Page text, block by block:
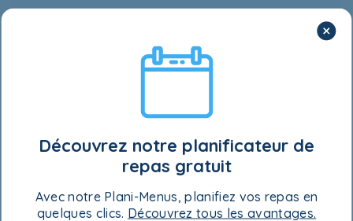
Tartinade de framboises
Glaçage au chocolat
Découvrez notre planificateur de
repas gratuit
Avec notre Plani-Menus, planifiez vos repas en
quelques clics. Découvrez tous les avantages.